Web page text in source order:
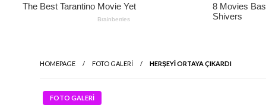
HOMEPAGE FOTO GALERİ HERŞEYI ORTAYA ÇIKARDI
FOTO GALERİ